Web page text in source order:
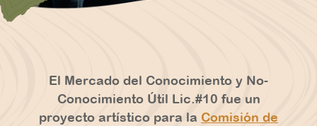
El Mercado del Conocimiento y No-
Conocimiento Útil Lic.#10 fue un
proyecto artístico para la Comisión de